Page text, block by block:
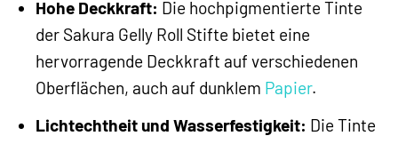
Hohe Deckkraft: Die hochpigmentierte Tinte
der Sakura Gelly Roll Stifte bietet eine
hervorragende Deckkraft auf verschiedenen
Oberflächen, auch auf dunklem Papier.
Lichtechtheit und Wasserfestigkeit: Die Tinte